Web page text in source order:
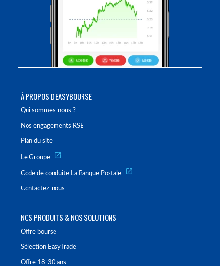
À PROPOS D'EASYBOURSE
Qui sommes-nous ?
Nos engagements RSE
Plan du site
Le Groupe
Code de conduite La Banque Postale
Contactez-nous
NOS PRODUITS & NOS SOLUTIONS
Offre bourse
Sélection EasyTrade
Offre 18-30 ans